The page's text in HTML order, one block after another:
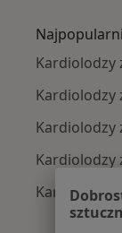
Kardiolodzy
Kardiolodzy
Kardiolodzy
Kardiolodzy
Kardiolodzy